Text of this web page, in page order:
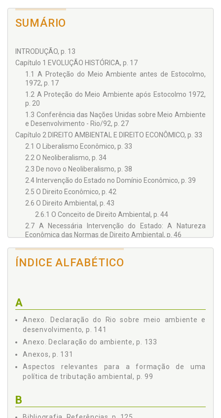
SUMÁRIO
INTRODUÇÃO, p. 13
Capítulo 1 EVOLUÇÃO HISTÓRICA, p. 17
1.1 A Proteção do Meio Ambiente antes de Estocolmo,
1972, p. 17
1.2 A Proteção do Meio Ambiente após Estocolmo 1972,
p. 20
1.3 Conferência das Nações Unidas sobre Meio Ambiente
e Desenvolvimento - Rio/92, p. 27
Capítulo 2 DIREITO AMBIENTAL E DIREITO ECONÔMICO, p. 33
2.1 O Liberalismo Econômico, p. 33
2.2 O Neoliberalismo, p. 34
2.3 De novo o Neoliberalismo, p. 38
2.4 Intervenção do Estado no Domínio Econômico, p. 39
2.5 O Direito Econômico, p. 42
2.6 O Direito Ambiental, p. 43
2.6.1 O Conceito de Direito Ambiental, p. 44
2.7 A Necessária Intervenção do Estado: A Natureza
Econômica das Normas de Direito Ambiental, p. 46
2.8 Princípios Norteadores do Direito Econômico e do
Direito Ambiental, p. 48
2.8.1 Princípio da Participação, p. 49
2.8.4.1 Crescimento sustentável x desenvolvimento
sustentável, p. 56
2.8.4.2 Economia x ecologia, p. 58
2.8.4.3 O Desenvolvimento sustentável e a
Constituição de 1988, p. 62
2.8.5 Princípio do Poluidor Pagador, p. 63
2.8.5.1 Internalização dos custos ambientais e a
Social), p. 66
ÍNDICE ALFABÉTICO
A
Anexo. Declaração do Rio sobre meio ambiente e
desenvolvimento, p. 141
Anexo. Declaração do ambiente, p. 133
Anexos, p. 131
Aspectos relevantes para a formação de uma
política de tributação ambiental, p. 99
B